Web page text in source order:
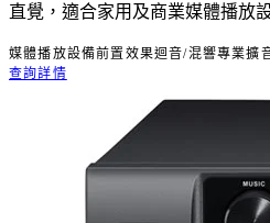
直覺，適合家用及商業媒體播放
媒體播放設備前置效果迴音/混響專業擴
查詢詳情